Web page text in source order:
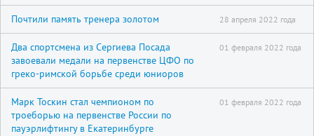
Почтили память тренера золотом 28 апреля 2022 года
Два спортсмена из Сергиева Посада
завоевали медали на первенстве ЦФО по
греко-римской борьбе среди юниоров
01 февраля 2022 года
Марк Тоскин стал чемпионом по
троеборью на первенстве России по
пауэрлифтингу в Екатеринбурге
01 февраля 2022 года